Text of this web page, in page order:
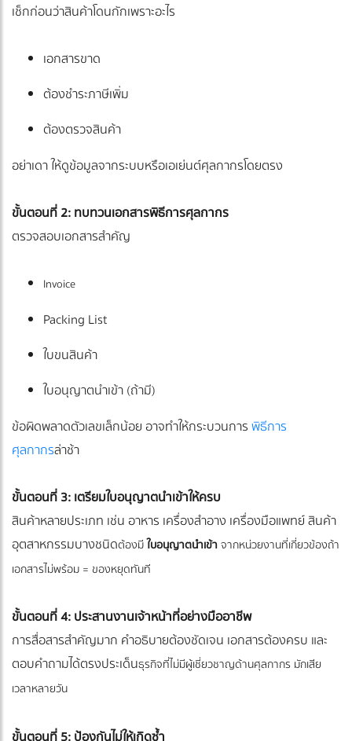
เช็กก่อนว่าสินค้าโดนกักเพราะอะไร
เอกสารขาด
ต้องชำระภาษีเพิ่ม
ต้องตรวจสินค้า
อย่าเดา ให้ดูข้อมูลจากระบบหรือเอเย่นต์ศุลกากรโดยตรง
ขั้นตอนที่ 2: ทบทวนเอกสารพิธีการศุลกากร
ตรวจสอบเอกสารสำคัญ
Invoice
Packing List
ใบขนสินค้า
ใบอนุญาตนำเข้า (ถ้ามี)
ข้อผิดพลาดตัวเลขเล็กน้อย อาจทำให้กระบวนการพิธีการ
ศุลกากรล่าช้า
ขั้นตอนที่ 3: เตรียมใบอนุญาตนำเข้าให้ครบ
สินค้าหลายประเภท เช่น อาหาร เครื่องสำอาง เครื่องมือแพทย์ สินค้า
อุตสาหกรรมบางชนิดต้องมีใบอนุญาตนำเข้าจากหน่วยงานที่เกี่ยวข้องถ้า
เอกสารไม่พร้อม = ของหยุดทันที
ขั้นตอนที่ 4: ประสานงานเจ้าหน้าที่อย่างมืออาชีพ
การสื่อสารสำคัญมาก คำอธิบายต้องชัดเจน เอกสารต้องครบ และ
ตอบคำถามได้ตรงประเด็นธุรกิจที่ไม่มีผู้เชี่ยวชาญด้านศุลกากร มักเสีย
เวลาหลายวัน